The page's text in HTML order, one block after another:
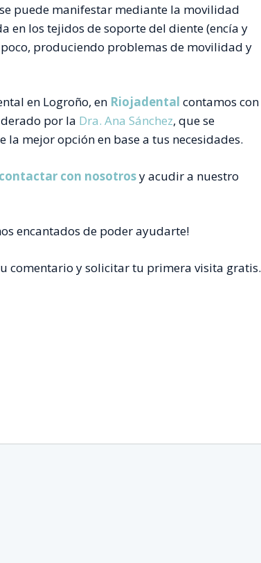
puede manifestar mediante la movilidad
en los tejidos de soporte del diente (encía y
produciendo problemas de movilidad y
en Logroño, en Riojadental contamos con
por la Dra. Ana Sánchez, que se
mejor opción en base a tus necesidades.
contactar con nosotrosy acudir a nuestro
encantados de poder ayudarte!
comentario y solicitar tu primera visita gratis.